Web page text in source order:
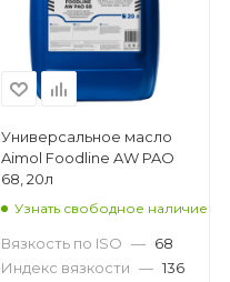
Универсальное масло
Aimol Foodline AW PAO
68, 20л
Узнать свободное наличие
Вязкость по ISO — 68
Индекс вязкости — 136